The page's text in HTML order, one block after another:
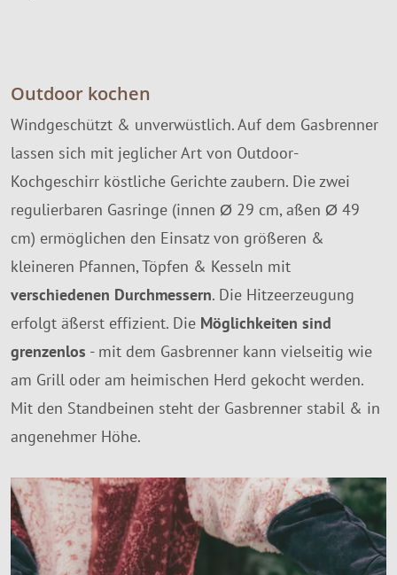
Outdoor kochen
Windgeschützt & unverwüstlich. Auf dem Gasbrenner
lassen sich mit jeglicher Art von Outdoor-
Kochgeschirr köstliche Gerichte zaubern. Die zwei
regulierbaren Gasringe (innen Ø 29 cm, aßen Ø 49
cm) ermöglichen den Einsatz von größeren &
kleineren Pfannen, Töpfen & Kesseln mit
verschiedenen Durchmessern. Die Hitzeerzeugung
erfolgt äßerst effizient. Die Möglichkeiten sind
grenzenlos - mit dem Gasbrenner kann vielseitig wie
am Grill oder am heimischen Herd gekocht werden.
Mit den Standbeinen steht der Gasbrenner stabil & in
angenehmer Höhe.